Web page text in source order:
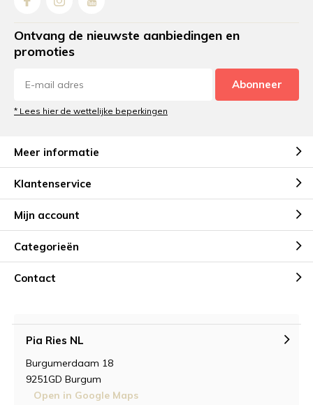
Ontvang de nieuwste aanbiedingen en
promoties
Abonneer
* Lees hier de wettelijke beperkingen
Meer informatie
Klantenservice
Mijn account
Categorieën
Contact
Pia Ries NL
Burgumerdaam 18
9251GD Burgum
Open in Google Maps